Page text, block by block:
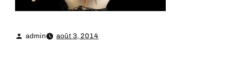
admin août 3, 2014